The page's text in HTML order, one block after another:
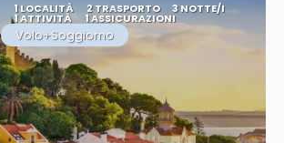
1 LOCALITÀ 2 TRASPORTO 3 NOTTE/I
1 ATTIVITÀ 1 ASSICURAZIONI
Volo+Soggiorno